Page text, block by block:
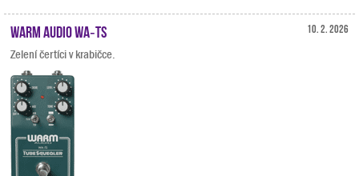
10. 2. 2026
Warm Audio WA‑TS
Zelení čertíci v krabičce.